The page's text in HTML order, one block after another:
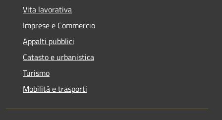
Vita lavorativa
Imprese e Commercio
Appalti pubblici
Catasto e urbanistica
Turismo
Mobilità e trasporti